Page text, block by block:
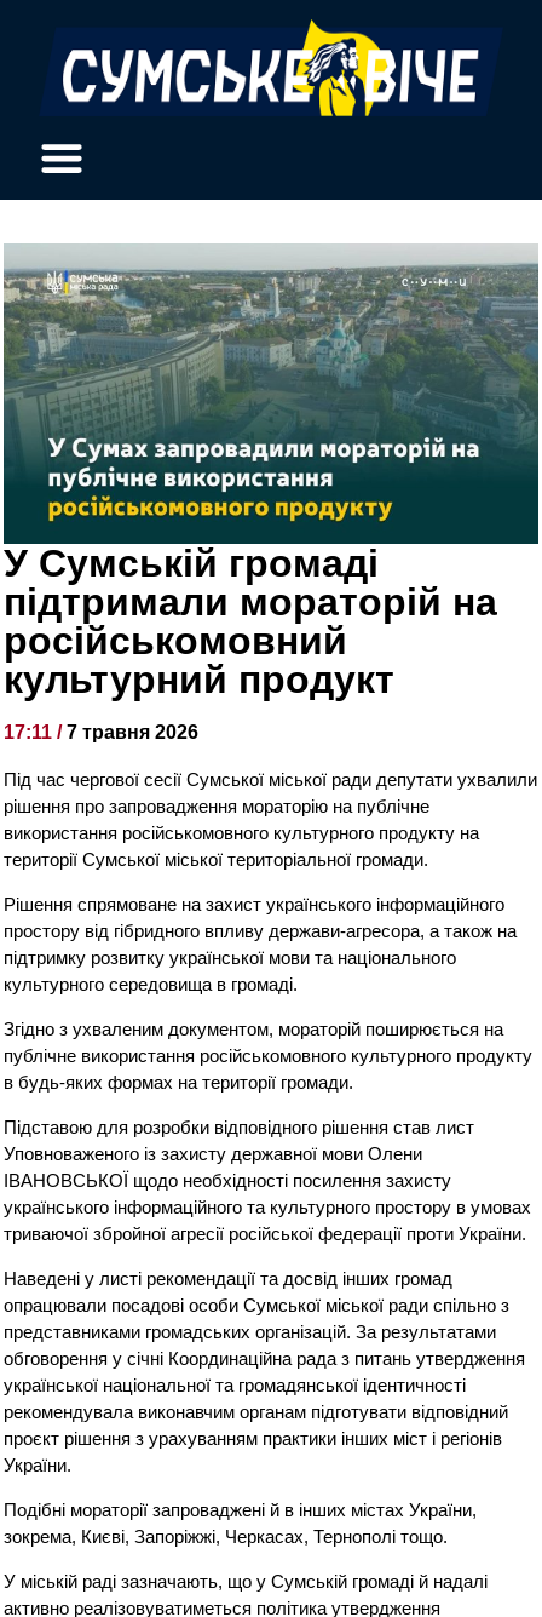
У Сумській громаді
підтримали мораторій на
російськомовний
культурний продукт
17:11 /7 травня 2026
Під час чергової сесії Сумської міської ради депутати ухвалили
рішення про запровадження мораторію на публічне
використання російськомовного культурного продукту на
території Сумської міської територіальної громади.
Рішення спрямоване на захист українського інформаційного
простору від гібридного впливу держави-агресора, а також на
підтримку розвитку української мови та національного
культурного середовища в громаді.
Згідно з ухваленим документом, мораторій поширюється на
публічне використання російськомовного культурного продукту
в будь-яких формах на території громади.
Підставою для розробки відповідного рішення став лист
Уповноваженого із захисту державної мови Олени
ІВАНОВСЬКОЇ щодо необхідності посилення захисту
українського інформаційного та культурного простору в умовах
триваючої збройної агресії російської федерації проти України.
Наведені у листі рекомендації та досвід інших громад
опрацювали посадові особи Сумської міської ради спільно з
представниками громадських організацій. За результатами
обговорення у січні Координаційна рада з питань утвердження
української національної та громадянської ідентичності
рекомендувала виконавчим органам підготувати відповідний
проєкт рішення з урахуванням практики інших міст і регіонів
України.
Подібні мораторії запроваджені й в інших містах України,
зокрема, Києві, Запоріжжі, Черкасах, Тернополі тощо.
У міській раді зазначають, що у Сумській громаді й надалі
активно реалізовуватиметься політика утвердження